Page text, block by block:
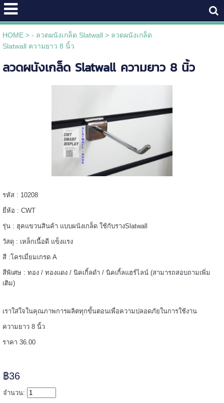
HOME> - ลวดผนังเกล็ด Slatwall> ลวดผนังเกล็ด
Slatwall ความยาว 8 นิ้ว
ลวดผนังเกล็ด Slatwall ความยาว 8 นิ้ว
รหัส : 10208
ยี่ห้อ : CWT
รุ่น : ฮุคแขวนสินค้า แบบผนังเกล็ด ใช้กับรางSlatwall
วัสดุ : เหล็กเนื้อดี แข็งแรง
สี :โครเมี่ยมเกรด A
สีพิเศษ : ทอง / ทองแดง / นิคเกิ้ลดำ / นิคเกิ้ลแฮร์ไลน์ (สามารถสอบถามเพิ่ม
เติม)
เราใส่ใจในคุณภาพการผลิตทุกขั้นตอนเพื่อความปลอดภัยในการใช้งาน
ความยาว 8 นิ้ว
ราคา 36.00
฿36
จำนวน: